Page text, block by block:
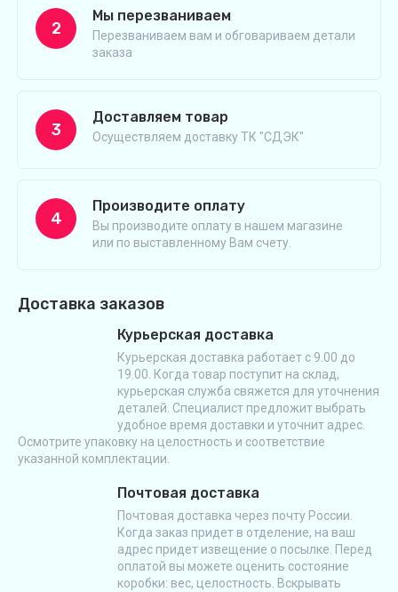
2
Мы перезваниваем
Перезваниваем вам и обговариваем детали
заказа
3
Доставляем товар
Осуществляем доставку ТК "СДЭК"
4
Производите оплату
Вы производите оплату в нашем магазине
или по выставленному Вам счету.
Доставка заказов
Курьерская доставка
Курьерская доставка работает с 9.00 до
19.00. Когда товар поступит на склад,
курьерская служба свяжется для уточнения
деталей. Специалист предложит выбрать
удобное время доставки и уточнит адрес.
Осмотрите упаковку на целостность и соответствие
указанной комплектации.
Почтовая доставка
Почтовая доставка через почту России.
Когда заказ придет в отделение, на ваш
адрес придет извещение о посылке. Перед
оплатой вы можете оценить состояние
коробки: вес, целостность. Вскрывать